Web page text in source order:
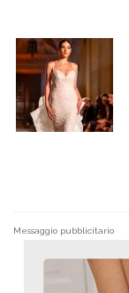
Messaggio pubblicitario